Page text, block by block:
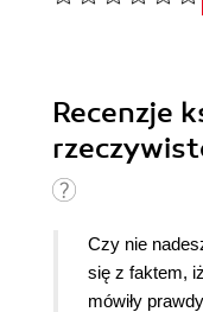
Recenzje
Czy nie
się z faktem,
mówiły